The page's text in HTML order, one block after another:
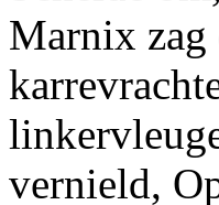
Marnix zag
vernield,